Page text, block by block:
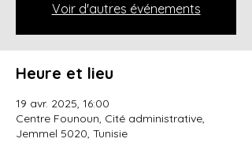
Voir d'autres événements
Heure et lieu
19 avr. 2025, 16:00
Centre Founoun, Cité administrative,
Jemmel 5020, Tunisie